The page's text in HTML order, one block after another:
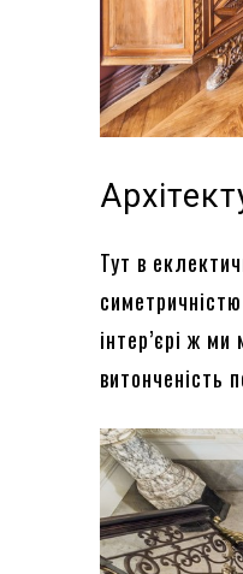
Тут в
інтер’єрі ж
витонченість